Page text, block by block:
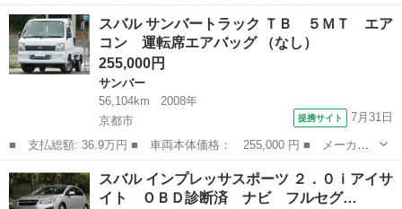
ー名： スバル ■ 車種名： サンバーバン ■ グレード名： トラ
ンスポーター スマートアシスト搭載車 ＭＴ用スマートアシスト搭
載 電子...
京都 京都市 サンバー
スバル サンバートラック ＴＢ ５ＭＴ エア
コン 運転席エアバッグ （なし）
255,000円
サンバー
56,104km
2008年
京都市
提携サイト 7月31日
■ 支払総額: 36.9万円 ■ 車両本体価格： 255,000 円 ■ メーカー
名： スバル ■ 車種名： サンバートラック ■ グレード名： Ｔ
Ｂ ５ＭＴ エアコン 運転席エアバッグ ■ 排気量： 660cc ■ ド
ア...
京都 京都市 サンバー
スバル インプレッサスポーツ ２．０ｉアイサ
イト ＯＢＤ診断済 ナビ フルセグ…